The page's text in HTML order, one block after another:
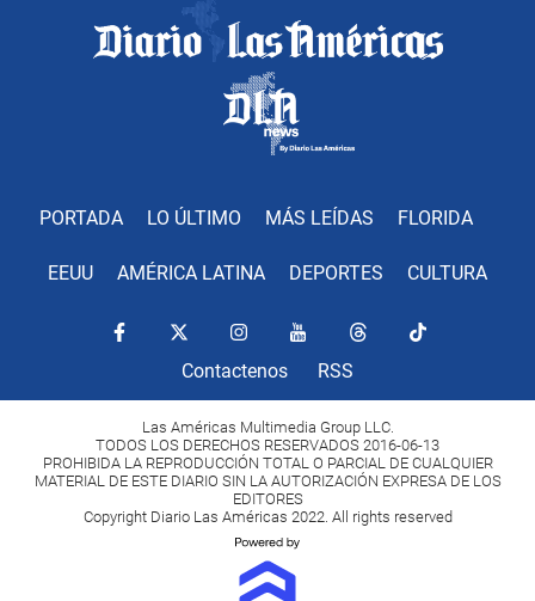
PORTADA LO ÚLTIMO MÁS LEÍDAS FLORIDA
EEUU AMÉRICA LATINA DEPORTES CULTURA
Contactenos RSS
Las Américas Multimedia Group LLC.
TODOS LOS DERECHOS RESERVADOS 2016-06-13
PROHIBIDA LA REPRODUCCIÓN TOTAL O PARCIAL DE CUALQUIER
MATERIAL DE ESTE DIARIO SIN LA AUTORIZACIÓN EXPRESA DE LOS
EDITORES
Copyright Diario Las Américas 2022. All rights reserved